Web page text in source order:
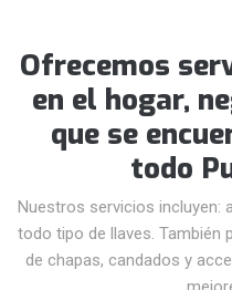
Ofrecemos
en el hogar,
que se
todo
Nuestros servicios incluyen:
todo tipo de llaves. También
de chapas, candados y